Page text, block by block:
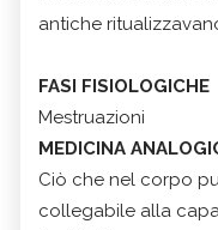
antiche
FASI FISIOLOGICHE
Mestruazioni
MEDICINA
Ciò che nel corpo
collegabile alla